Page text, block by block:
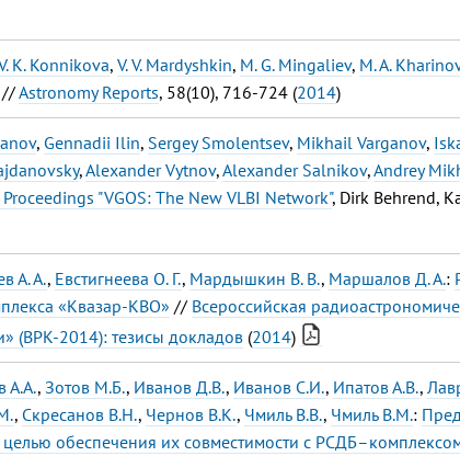
K. Konnikova, V. V. Mardyshkin, M. G. Mingaliev, M. A.
//Astronomy Reports, 58(10), 716-724 (2014)
, Gennadii Ilin, Sergey Smolentsev, Mikhail Varganov,
,Alexander Vytnov,Alexander Salnikov,Andrey
"VGOS: The New VLBI Network", Dirk Behrend,
А. А., Евстигнеева О. Г., Мардышкин В. В., Маршалов Д. А.:
«Квазар-КВО» // Всероссийская
(ВРК-2014): тезисы докладов (2014)
А.А., Зотов М.Б., Иванов Д.В., Иванов С.И., Ипатов А.В.,
, Скресанов В.Н., Чернов В.К., Чмиль В.В., Чмиль В.М.:
обеспечения их совместимости с